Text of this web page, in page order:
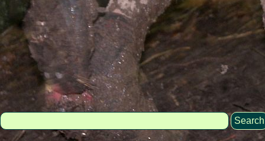
Search